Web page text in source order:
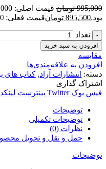
995,000 تومان
بود.895,500 تومانقیمت فعلی: 895,500 تومان.
تعداد
افزودن به سبد خرید
مقایسه
افزودن به علاقه‌مندی‌ها
دسته: انتشارات آراد, کتاب های
اشتراک گذاری
فیس بوک Twitter پینترست
توضیحات
توضیحات تکمیلی
نظرات (0)
حمل و نقل و تحویل
توضیحات